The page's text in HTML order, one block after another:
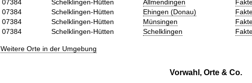
07384
Schelklingen-Hütten Allmendingen
07384
Schelklingen-Hütten Ehingen (Donau)
07384
Schelklingen-Hütten Münsingen
07384
Schelklingen-Hütten Schelklingen
Weitere Orte in der Umgebung
Vorwahl, Orte & Co.